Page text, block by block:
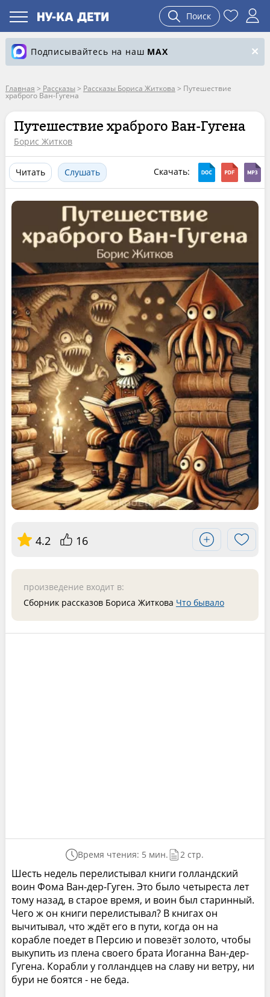
Поиск
Подписывайтесь на наш MAX
Главная > Рассказы > Рассказы Бориса Житкова > Путешествие
храброго Ван-Гугена
Путешествие храброго Ван-Гугена
Борис Житков
Читать Слушать Скачать:
4.2 16
произведение входит в:
Сборник рассказов Бориса Житкова Что бывало
Время чтения: 5 мин. 2 стр.
Шесть недель перелистывал книги голландский
воин Фома Ван-дер-Гуген. Это было четыреста лет
тому назад, в старое время, и воин был старинный.
Чего ж он книги перелистывал? В книгах он
вычитывал, что ждёт его в пути, когда он на
корабле поедет в Персию и повезёт золото, чтобы
выкупить из плена своего брата Иоганна Ван-дер-
Гугена. Корабли у голландцев на славу ни ветру, ни
бури не боятся - не беда.